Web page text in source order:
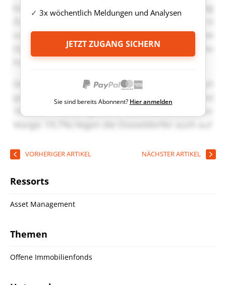
3x wöchentlich Meldungen und Analysen
JETZT ZUGANG SICHERN
Sie sind bereits Abonnent? Hier anmelden
VORHERIGER ARTIKEL NÄCHSTER ARTIKEL
Ressorts
Asset Management
Themen
Offene Immobilienfonds